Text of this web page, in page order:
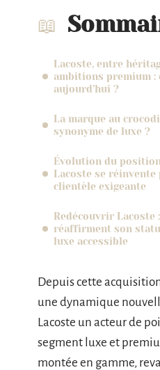
Lacoste, entre
ambitions premium :
aujourd’hui ?
La marque au
synonyme de luxe ?
Évolution du
Lacoste se
clientèle exigeante
Redécouvrir Lacoste
réaffirment son
luxe accessible
Depuis cette
une dynamique
Lacoste un acteur de
segment luxe et
montée en gamme,